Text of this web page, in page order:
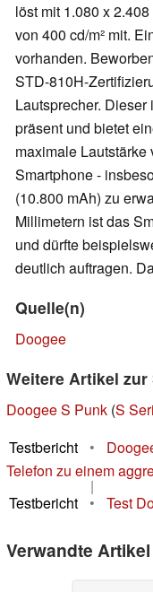
löst mit 1.080 x
von 400 cd/m² mit.
vorhanden.
STD-810H-
Lautsprecher.
präsent und bietet
maximale
Smartphone -
(10.800 mAh) zu
Millimetern ist das
und dürfte
deutlich auftragen.
Quelle(n)
Doogee
Weitere Artikel zur
Doogee S Punk (S
Testbericht
•
Telefon zu einem
|
Testbericht
• Test
Verwandte Artikel